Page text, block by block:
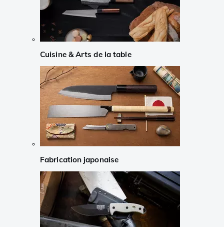
Cuisine & Arts de la table
Fabrication japonaise